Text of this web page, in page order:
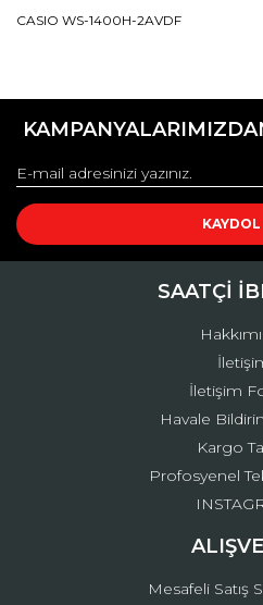
CASIO WS-1400H-2AVDF
konularda yetersiz gördüğünüz
Görüş ve önerileriniz için
Ürün resmi kalitesiz, bozuk
Ürün açıklamasında eksik
Ürün fiyatı diğer sitelerden daha
KAYDOL
SAATÇİ
İletişim
Havale
Kargo
Profosyenel
Mesafeli Satış